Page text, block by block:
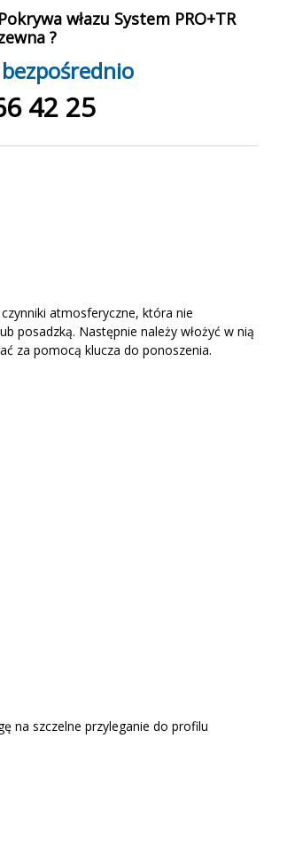
włazu System PRO+TR
?
42 25
atmosferyczne, która nie
posadzką. Następnie należy włożyć w nią
za pomocą klucza do ponoszenia.
na szczelne przyleganie do profilu